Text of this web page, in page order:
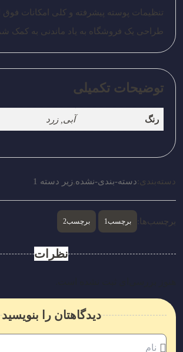
تنظیمات پوسته پیشرفته و کلی امکانات فوق
طراحی یک فروشگاه به یاد ماندنی به کمک
توضیحات تکمیلی
رنگ آبی, زرد
دسته‌بندی:دسته-بندی-نشده,زیر دسته 1
برچسب‌ها: برچسب1 برچسب2
نظرات
دیدگاهتان را بنویسید